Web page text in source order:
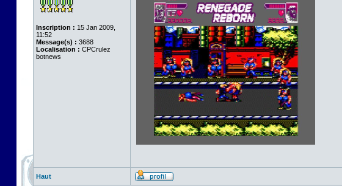
Inscription : 15 Jan 2009,
11:52
Message(s) : 3688
Localisation : CPCrulez
botnews
Haut